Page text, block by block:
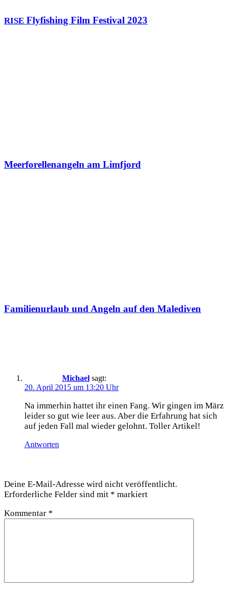
RISE Flyfishing Film Festival 2023
Meerforellenangeln am Limfjord
Familienurlaub und Angeln auf den Malediven
Michael sagt:
20. April 2015 um 13:20 Uhr
Na immer­hin hat­tet ihr einen Fang. Wir gin­gen im März
lei­der so gut wie leer aus. Aber die Erfah­rung hat sich
auf jeden Fall mal wie­der gelohnt. Tol­ler Artikel!
Antworten
Deine E-Mail-Adresse wird nicht veröffentlicht.
Erforderliche Felder sind mit * markiert
Kommentar *